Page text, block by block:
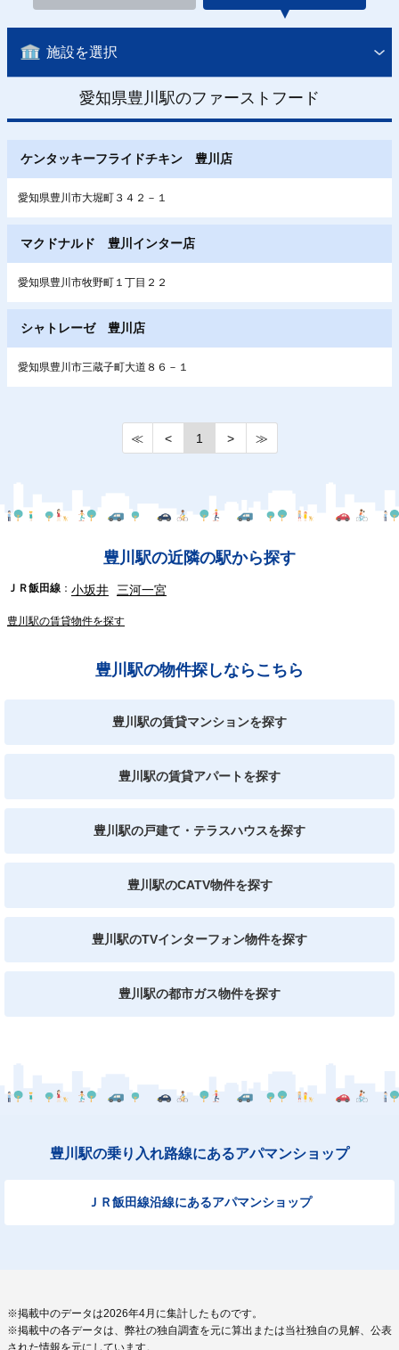
施設を選択
愛知県豊川駅のファーストフード
ケンタッキーフライドチキン 豊川店
愛知県豊川市大堀町３４２－１
マクドナルド 豊川インター店
愛知県豊川市牧野町１丁目２２
シャトレーゼ 豊川店
愛知県豊川市三蔵子町大道８６－１
≪ < 1 > ≫
豊川駅の近隣の駅から探す
ＪＲ飯田線 小坂井 三河一宮
豊川駅の賃貸物件を探す
豊川駅の物件探しならこちら
豊川駅の賃貸マンションを探す
豊川駅の賃貸アパートを探す
豊川駅の戸建て・テラスハウスを探す
豊川駅のCATV物件を探す
豊川駅のTVインターフォン物件を探す
豊川駅の都市ガス物件を探す
豊川駅の乗り入れ路線にあるアパマンショップ
ＪＲ飯田線沿線にあるアパマンショップ
※掲載中のデータは2026年4月に集計したものです。
※掲載中の各データは、弊社の独自調査を元に算出または当社独自の見解、公表
された情報を元にしています。